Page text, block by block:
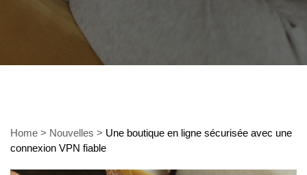
Home > Nouvelles > Une boutique en ligne sécurisée avec une
connexion VPN fiable